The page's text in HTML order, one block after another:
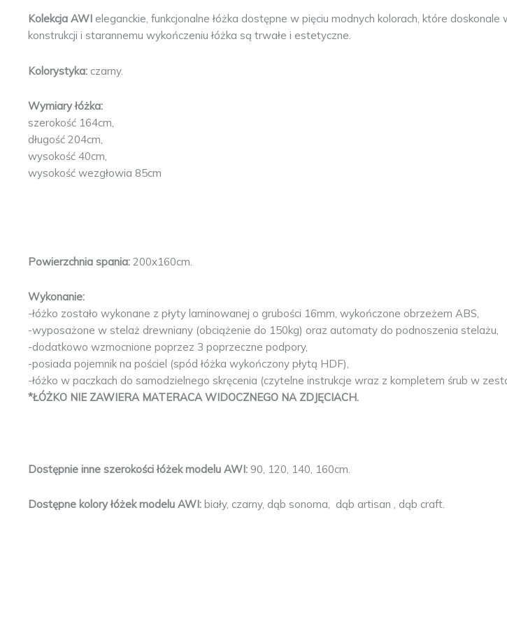
Kolekcja AWI eleganckie, funkcjonalne łóżka dostępne w pięciu modnych kolorach, które
konstrukcji i starannemu wykończeniu łóżka są trwałe i estetyczne.
Kolorystyka: czarny.
Wymiary łóżka:
szerokość 164cm,
długość 204cm,
wysokość 40cm,
wysokość wezgłowia 85cm
Powierzchnia spania: 200x160cm.
Wykonanie:
-łóżko zostało wykonane z płyty laminowanej o grubości 16mm, wykończone obrzeżem ABS,
-wyposażone w stelaż drewniany (obciążenie do 150kg) oraz automaty do podnoszenia stelażu,
-dodatkowo wzmocnione poprzez 3 poprzeczne podpory,
-posiada pojemnik na pościel (spód łóżka wykończony płytą HDF),
-łóżko w paczkach do samodzielnego skręcenia (czytelne instrukcje wraz z kompletem śrub w
*ŁÓŻKO NIE ZAWIERA MATERACA WIDOCZNEGO NA ZDJĘCIACH.
Dostępnie inne szerokości łóżek modelu AWI: 90, 120, 140, 160cm.
Dostępne kolory łóżek modelu AWI: biały, czarny, dąb sonoma, dąb artisan , dąb craft.